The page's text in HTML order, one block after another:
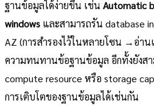
ฐานข้อมูลได้ง่ายขึ้น เช่น Automatic
windows และสามารถรัน database
AZ (การสำรองไว้ในหลายโซน →อ่าน
ความทนทานข้อฐานข้อมูล อีกทั้งยังส
compute resource หรือ storage
การเติบโตของฐานข้อมูลได้เช่นกัน